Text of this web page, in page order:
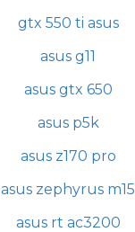
gtx 550 ti asus
asus g11
asus gtx 650
asus p5k
asus z170 pro
asus zephyrus m15
asus rt ac3200